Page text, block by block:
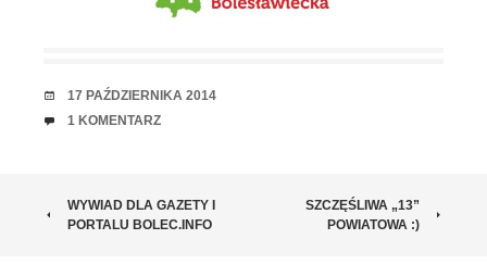
RANDKA
17 PAŹDZIERNIKA 2014
UWAGI
1 KOMENTARZ
ZOBACZ
WYWIAD DLA GAZETY I
PORTALU BOLEC.INFO
SZCZĘŚLIWA „13”
POWIATOWA :)